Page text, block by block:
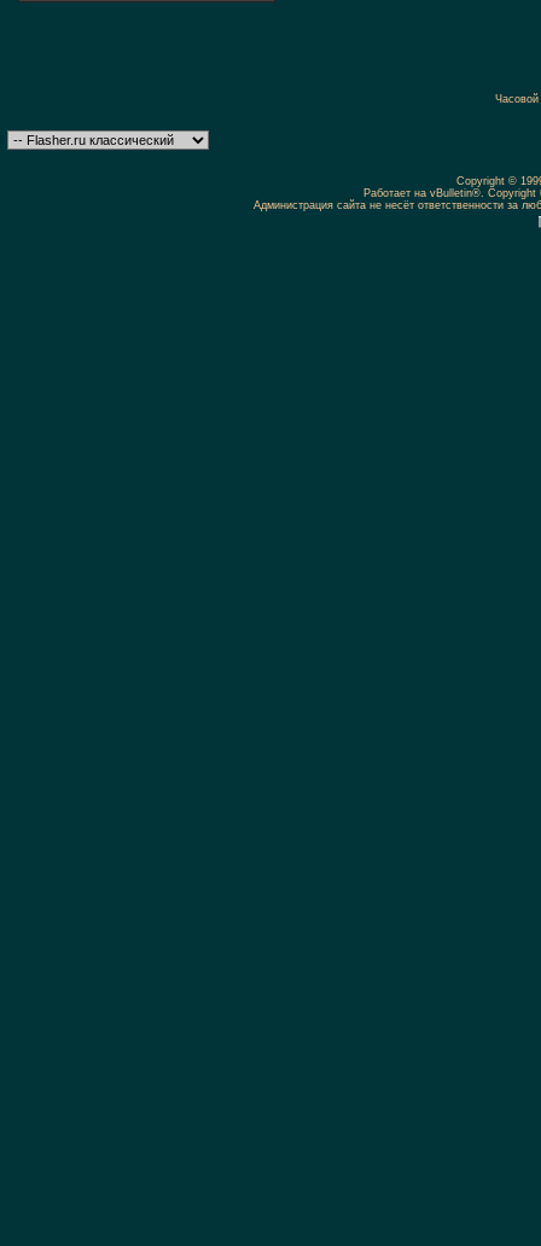
Copyright ©
Работает на vBulletin®.
Администрация сайта не несёт ответственности за